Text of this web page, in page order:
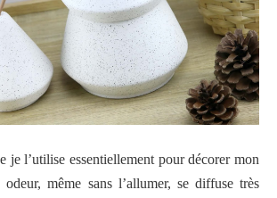
je l’utilise essentiellement pour décorer mon
même sans l’allumer, se diffuse très